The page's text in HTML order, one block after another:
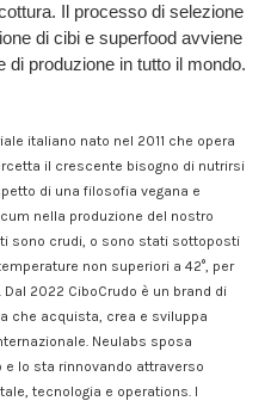
Il processo di selezione
di cibi e superfood avviene
di produzione in tutto il mondo.
italiano nato nel 2011 che opera
il crescente bisogno di nutrirsi
di una filosofia vegana e
nella produzione del nostro
sono crudi, o sono stati sottoposti
non superiori a 42°, per
2022 CiboCrudo è un brand di
che acquista, crea e sviluppa
Neulabs sposa
lo sta rinnovando attraverso
tecnologia e operations. I